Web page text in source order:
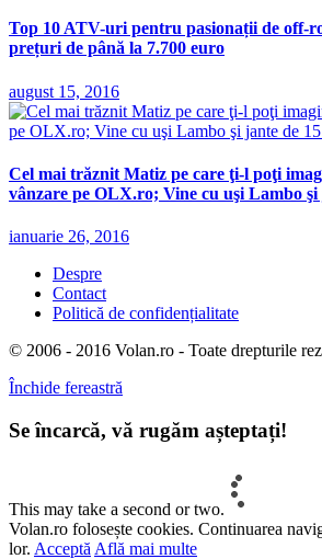
Top 10 ATV-uri pentru pasionații de off-
prețuri de până la 7.700 euro
august 15, 2016
Cel mai trăznit Matiz pe care ţi-l poţi
vânzare pe OLX.ro; Vine cu uşi Lambo şi
ianuarie 26, 2016
Despre
Contact
Politică de confidențialitate
© 2006 - 2016 Volan.ro - Toate drepturile
Închide fereastră
Se încarcă, vă rugăm așteptați!
This may take a second or two.
Volan.ro folosește cookies. Continuarea
lor. Acceptă Află mai multe